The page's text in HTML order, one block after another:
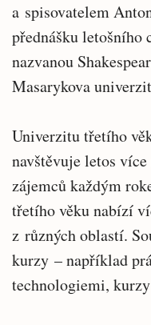
a spisovatelem
přednášku letošního
nazvanou
Masarykova
Univerzitu třetího
navštěvuje letos
zájemců každým
třetího věku nabízí
z různých oblastí.
kurzy – například
technologiemi,